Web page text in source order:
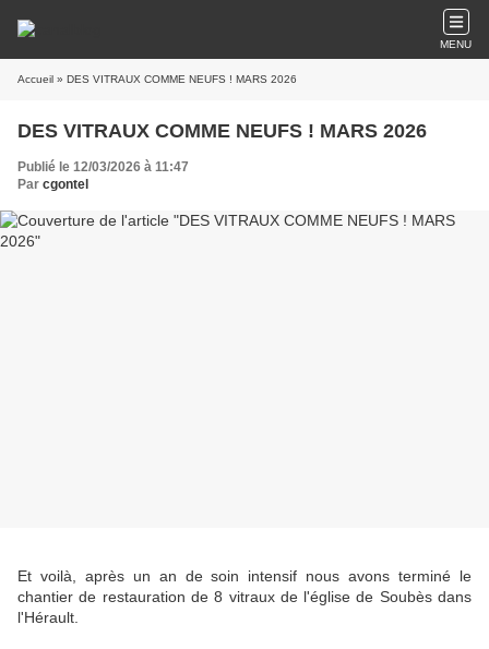
MENU
Accueil » DES VITRAUX COMME NEUFS ! MARS 2026
DES VITRAUX COMME NEUFS ! MARS 2026
Publié le 12/03/2026 à 11:47
Par cgontel
Et voilà, après un an de soin intensif nous avons terminé le
chantier de restauration de 8 vitraux de l'église de Soubès dans
l'Hérault.